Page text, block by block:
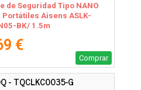
de Seguridad Tipo NANO
Portátiles Aisens ASLK-
BK/ 1.5m
€
Comprar
- TQCLKC0035-G